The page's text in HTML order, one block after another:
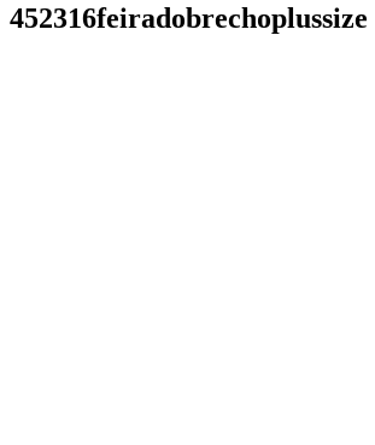
452316feiradobrechoplussize